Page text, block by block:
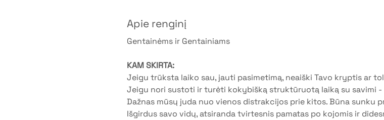
Apie renginį
Gentainėms ir Gentainiams
KAM SKIRTA:
Jeigu trūksta laiko sau, jauti pasimetimą, neaiški Tavo kryptis ar
Jeigu nori sustoti ir turėti kokybišką struktūruotą laiką su savimi -
Dažnas mūsų juda nuo vienos distrakcijos prie kitos. Būna sunku
Išgirdus savo vidų, atsiranda tvirtesnis pamatas po kojomis ir